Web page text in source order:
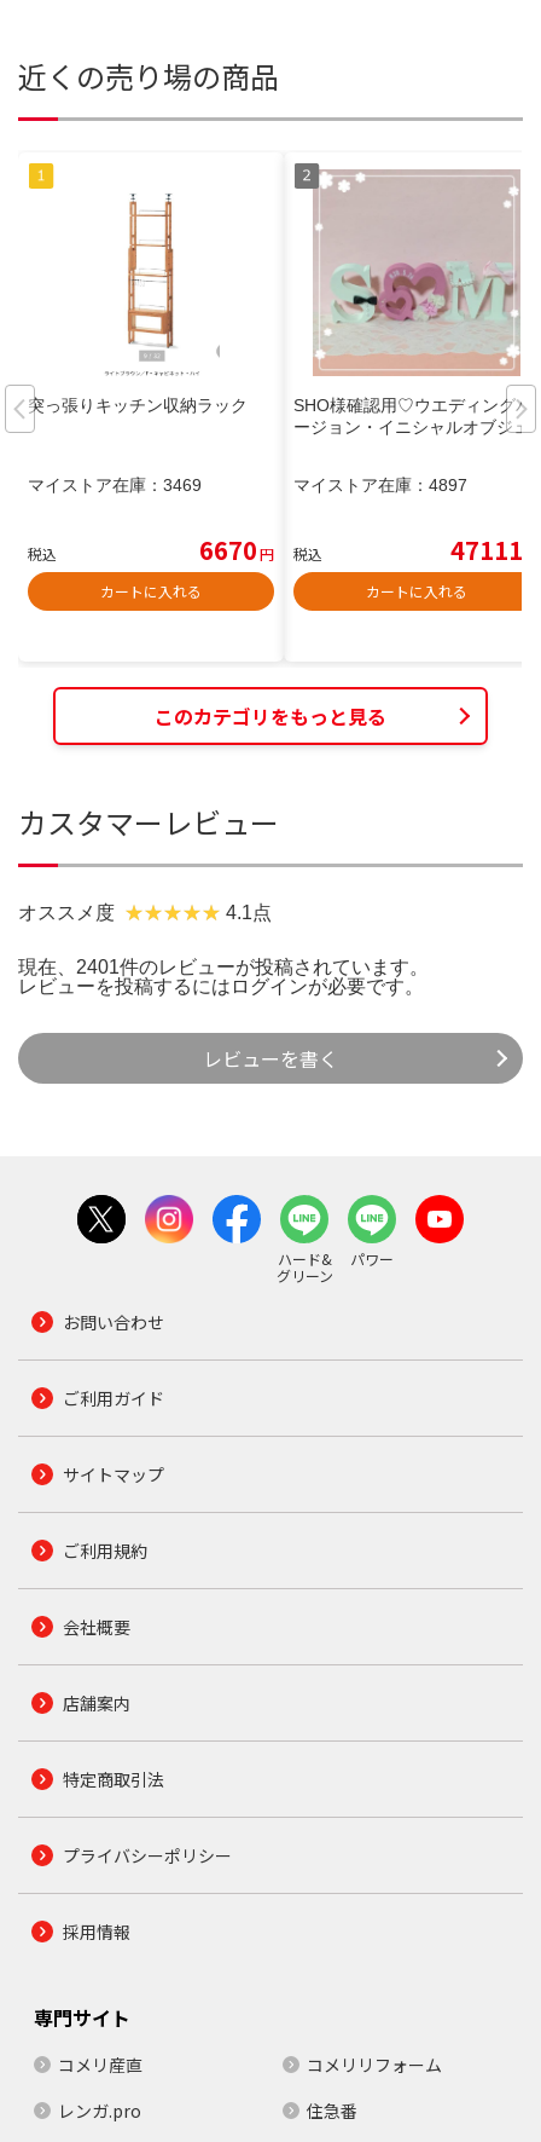
近くの売り場の商品
突っ張りキッチン収納ラック
マイストア在庫： 3469
税込 6670円
カートに入れる
SHO様確認用♡ウエディングバ
ージョン・イニシャルオブジェ
マイストア在庫： 4897
税込 47111
カートに入れる
このカテゴリをもっと見る
カスタマーレビュー
オススメ度 4.1点
現在、2401件のレビューが投稿されています。
レビューを投稿するには ログインが必要です。
レビューを書く
ハード&
グリーン
パワー
お問い合わせ
ご利用ガイド
サイトマップ
ご利用規約
会社概要
店舗案内
特定商取引法
プライバシーポリシー
採用情報
専門サイト
コメリ産直
コメリリフォーム
レンガ.pro
住急番